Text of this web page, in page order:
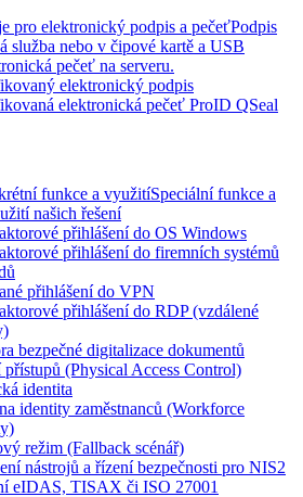
pro elektronický podpis a pečeťPodpis
služba nebo v čipové kartě a USB
pečeť na serveru.
elektronický podpis
elektronická pečeť ProID QSeal
funkce a využitíSpeciální funkce a
našich řešení
přihlášení do OS Windows
přihlášení do firemních systémů
přihlášení do VPN
přihlášení do RDP (vzdálené
bezpečné digitalizace dokumentů
přístupů (Physical Access Control)
identita
identity zaměstnanců (Workforce
režim (Fallback scénář)
nástrojů a řízení bezpečnosti pro NIS2
eIDAS, TISAX či ISO 27001